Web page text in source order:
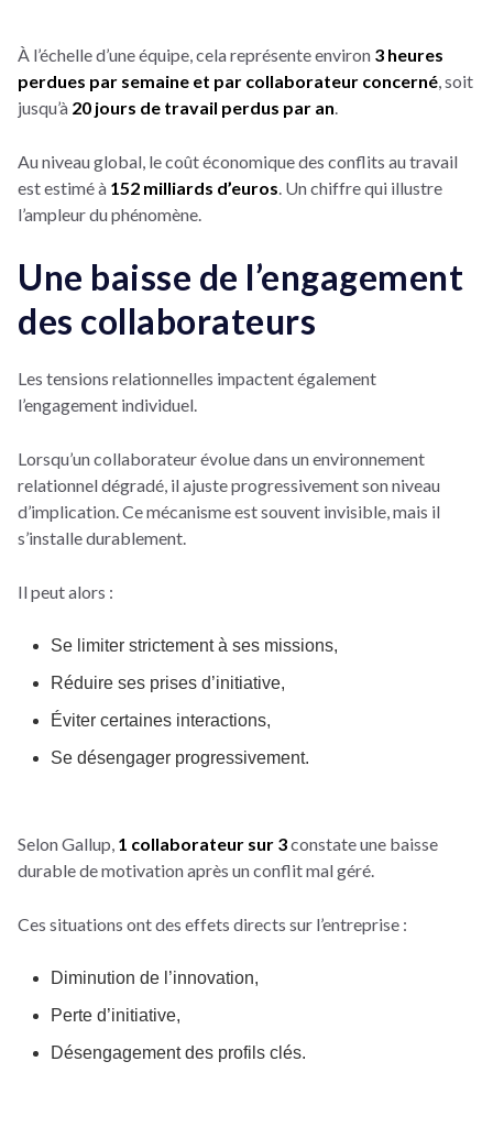
À l’échelle d’une équipe, cela représente environ 3 heures
perdues par semaine et par collaborateur concerné, soit
jusqu’à 20 jours de travail perdus par an.
Au niveau global, le coût économique des conflits au travail
est estimé à 152 milliards d’euros. Un chiffre qui illustre
l’ampleur du phénomène.
Une baisse de l’engagement
des collaborateurs
Les tensions relationnelles impactent également
l’engagement individuel.
Lorsqu’un collaborateur évolue dans un environnement
relationnel dégradé, il ajuste progressivement son niveau
d’implication. Ce mécanisme est souvent invisible, mais il
s’installe durablement.
Il peut alors :
Se limiter strictement à ses missions,
Réduire ses prises d’initiative,
Éviter certaines interactions,
Se désengager progressivement.
Selon Gallup, 1 collaborateur sur 3constate une baisse
durable de motivation après un conflit mal géré.
Ces situations ont des effets directs sur l’entreprise :
Diminution de l’innovation,
Perte d’initiative,
Désengagement des profils clés.